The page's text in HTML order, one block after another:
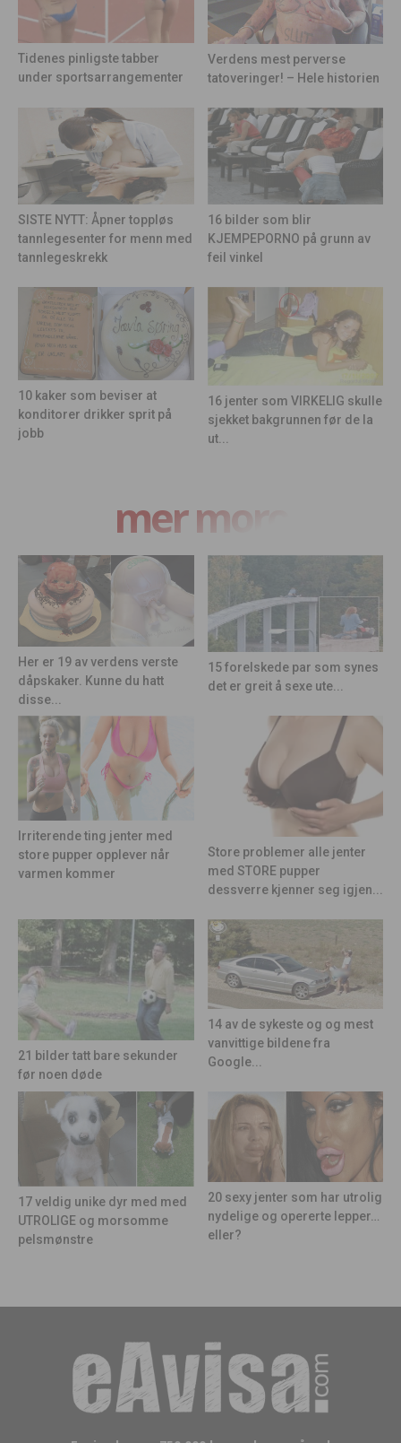
Tidenes pinligste tabber
under sportsarrangementer
Verdens mest perverse
tatoveringer! – Hele historien
SISTE NYTT: Åpner toppløs
tannlegesenter for menn med
tannlegeskrekk
16 bilder som blir
KJEMPEPORNO på grunn av
feil vinkel
10 kaker som beviser at
konditorer drikker sprit på
jobb
16 jenter som VIRKELIG skulle
sjekket bakgrunnen før de la
ut...
mer moro
Her er 19 av verdens verste
dåpskaker. Kunne du hatt
disse...
15 forelskede par som synes
det er greit å sexe ute...
Irriterende ting jenter med
store pupper opplever når
varmen kommer
Store problemer alle jenter
med STORE pupper
dessverre kjenner seg igjen...
21 bilder tatt bare sekunder
før noen døde
14 av de sykeste og og mest
vanvittige bildene fra
Google...
17 veldig unike dyr med med
UTROLIGE og morsomme
pelsmønstre
20 sexy jenter som har utrolig
nydelige og opererte lepper…
eller?